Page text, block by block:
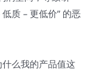
质 – 更低价” 的恶
么我的产品值这